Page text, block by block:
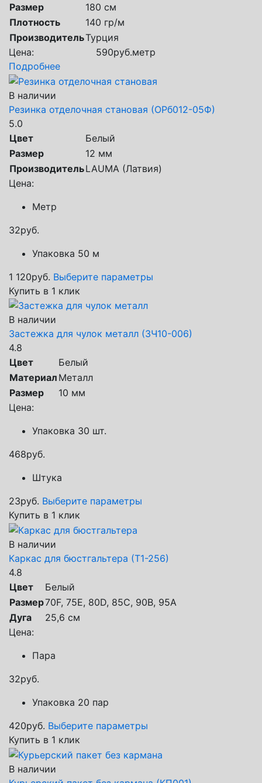
Размер
180 см
Плотность
140 гр/м
ПроизводительТурция
Цена:
590руб.метр
Подробнее
В наличии
Резинка отделочная становая (ОРб012-05Ф)
5.0
Цвет
Белый
Размер
12 мм
ПроизводительLAUMA (Латвия)
Цена:
Метр
32руб.
Упаковка 50 м
1 120руб. Выберите параметры
Купить в 1 клик
В наличии
Застежка для чулок металл (ЗЧ10-006)
4.8
Цвет
Белый
Материал Металл
Размер
10 мм
Цена:
Упаковка 30 шт.
468руб.
Штука
23руб. Выберите параметры
Купить в 1 клик
В наличии
Каркас для бюстгальтера (Т1-256)
4.8
Цвет
Белый
Размер70F, 75E, 80D, 85C, 90B, 95A
Дуга
25,6 см
Цена:
Пара
32руб.
Упаковка 20 пар
420руб. Выберите параметры
Купить в 1 клик
В наличии